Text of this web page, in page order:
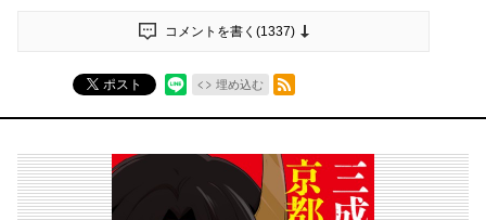
コメントを書く(1337)
ポスト 埋め込む
RSSフィード